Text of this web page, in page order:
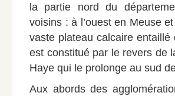
la partie nord du
voisins : à l’ouest en Meuse
vaste plateau calcaire
est constitué par le revers de
Haye qui le prolonge au sud
Aux abords des